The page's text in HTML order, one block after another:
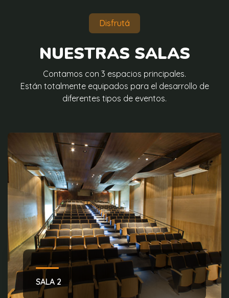
Disfrutá
NUESTRAS SALAS
Contamos con 3 espacios principales.
Están totalmente equipados para el desarrollo de
diferentes tipos de eventos.
SALA 3